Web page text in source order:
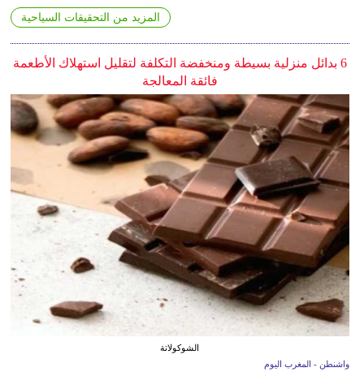
المزيد من التحقيقات السياحية
6 بدائل منزلية بسيطة ومنخفضة التكلفة لتقليل استهلاك الأطعمة
فائقة المعالجة
الشوكولاتة
واشنطن - المغرب اليوم